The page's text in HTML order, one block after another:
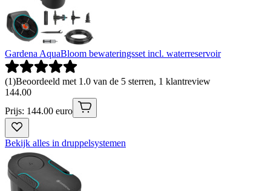
Gardena AquaBloom bewateringsset incl. waterreservoir
(1)Beoordeeld met 1.0 van de 5 sterren, 1 klantreview
144.00
Prijs: 144.00 euro
Bekijk alles in druppelsystemen